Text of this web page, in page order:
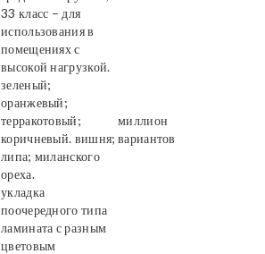
33 класс – для
использования в
помещениях с
высокой нагрузкой.
зеленый;
оранжевый;
терракотовый;
коричневый. вишня;
липа; миланского
ореха.
миллион
вариантов
укладка
поочередного типа
ламината с разным
цветовым